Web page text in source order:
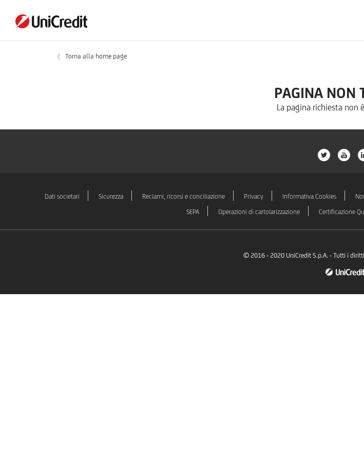
Torna alla home page
PAGINA NON
La pagina richiesta non
ico-
twitter
Dati societari Sicurezza Reclami, ricorsi e conciliazione Privacy Informativa Cookies
SEPA
Operazioni di cartolarizzazione Certificazione
© 2016 - 2020 UniCredit S.p.A. - Tutti i